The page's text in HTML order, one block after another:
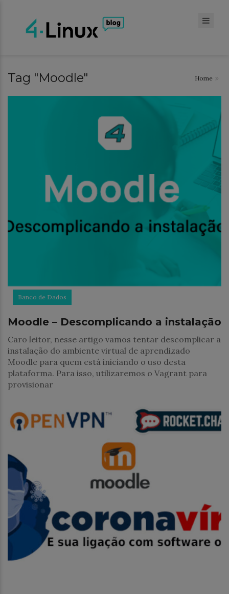
Tag "Moodle" Home
Banco de Dados
Moodle – Descomplicando a instalação
Caro leitor, nesse artigo vamos tentar descomplicar a
instalação do ambiente virtual de aprendizado
Moodle para quem está iniciando o uso desta
plataforma. Para isso, utilizaremos o Vagrant para
provisionar